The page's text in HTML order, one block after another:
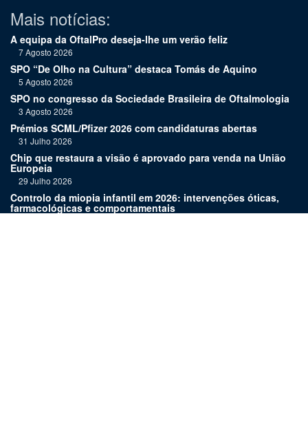
Mais notícias:
A equipa da OftalPro deseja-lhe um verão feliz
7 Agosto 2026
SPO “De Olho na Cultura” destaca Tomás de Aquino
5 Agosto 2026
SPO no congresso da Sociedade Brasileira de Oftalmologia
3 Agosto 2026
Prémios SCML/Pfizer 2026 com candidaturas abertas
31 Julho 2026
Chip que restaura a visão é aprovado para venda na União
Europeia
29 Julho 2026
Controlo da miopia infantil em 2026: intervenções óticas,
farmacológicas e comportamentais